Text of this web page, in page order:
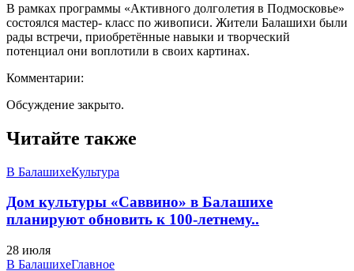
В рамках программы «Активного долголетия в Подмосковье»
состоялся мастер- класс по живописи. Жители Балашихи были
рады встречи, приобретённые навыки и творческий
потенциал они воплотили в своих картинах.
Комментарии:
Обсуждение закрыто.
Читайте также
В БалашихеКультура
Дом культуры «Саввино» в Балашихе
планируют обновить к 100-летнему..
28 июля
В БалашихеГлавное